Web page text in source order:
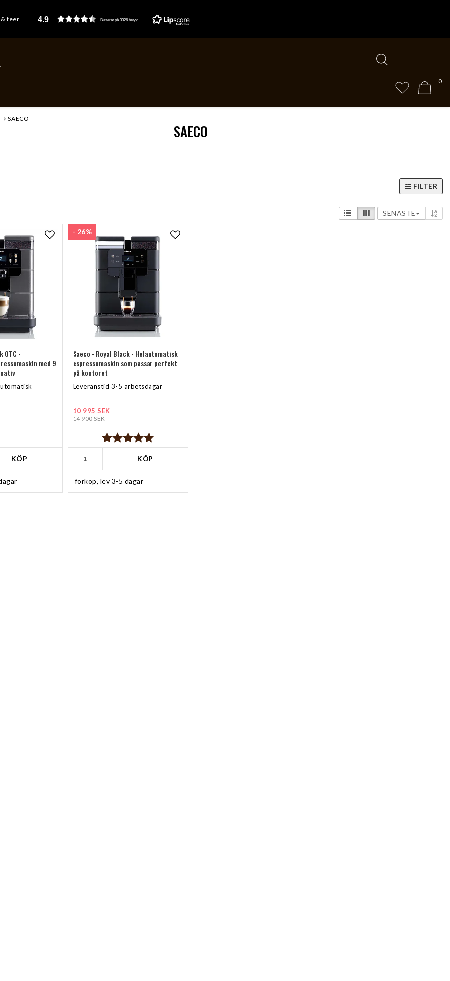
& teer 4.9 Baserat på 3326 betyg
0
SAECO
SAECO
FILTER
SENASTE
Lägg till i favoritlistan
OTC -
med 9
KÖP
- 26%
Saeco - Royal Black - Helautomatisk
espressomaskin som passar perfekt
på kontoret
Leveranstid 3-5 arbetsdagar
14 900 SEK
10 995 SEK
förköp, lev 3-5 dagar
Betyg:
5.0 utav 5 stjärnor
KÖP